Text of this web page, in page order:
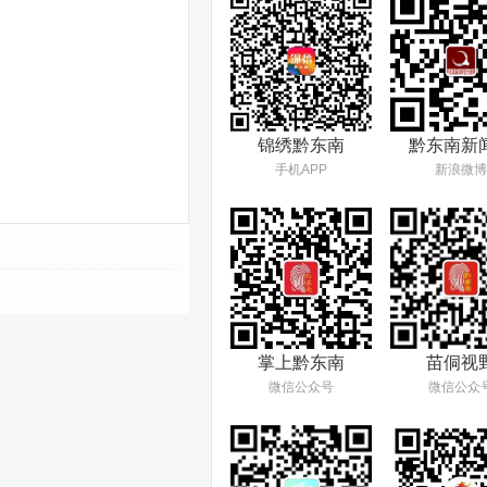
锦绣黔东南
手机APP
黔东南新
新浪微博
掌上黔东南
微信公众号
苗侗视
微信公众